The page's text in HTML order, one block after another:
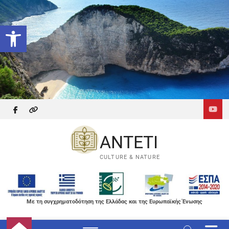
Ανοίξτε τη γραμμή εργαλείων
Skip
to
content
facebook
themefreesia
ANTETI
CULTURE & NATURE
Με τη συγχρηματοδότηση της Ελλάδας και της Ευρωπαϊκής Ένωσης
M